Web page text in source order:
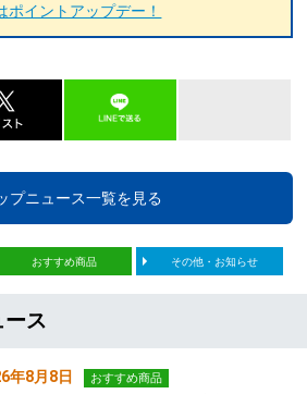
イントアップデー！
プニュース一覧を見る
おすすめ商品 その他・お知らせ
ス
年8月8日 おすすめ商品